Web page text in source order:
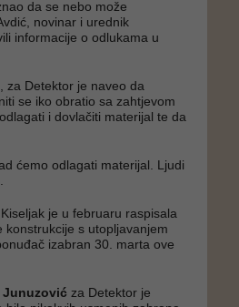
da se nebo može
novinar i urednik
informacije o odlukama u
za Detektor je naveo da
se iko obratio sa zahtjevom
i dovlačiti materijal te da
ćemo odlagati materijal. Ljudi
je u februaru raspisala
konstrukcije s utopljavanjem
izabran 30. marta ove
Junuzović za Detektor je